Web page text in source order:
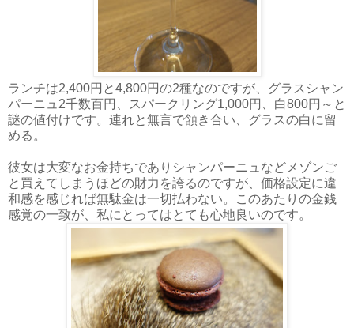
ランチは2,400円と4,800円の2種なのですが、グラスシャン
パーニュ2千数百円、スパークリング1,000円、白800円～と
謎の値付けです。連れと無言で頷き合い、グラスの白に留
める。
彼女は大変なお金持ちでありシャンパーニュなどメゾンご
と買えてしまうほどの財力を誇るのですが、価格設定に違
和感を感じれば無駄金は一切払わない。このあたりの金銭
感覚の一致が、私にとってはとても心地良いのです。